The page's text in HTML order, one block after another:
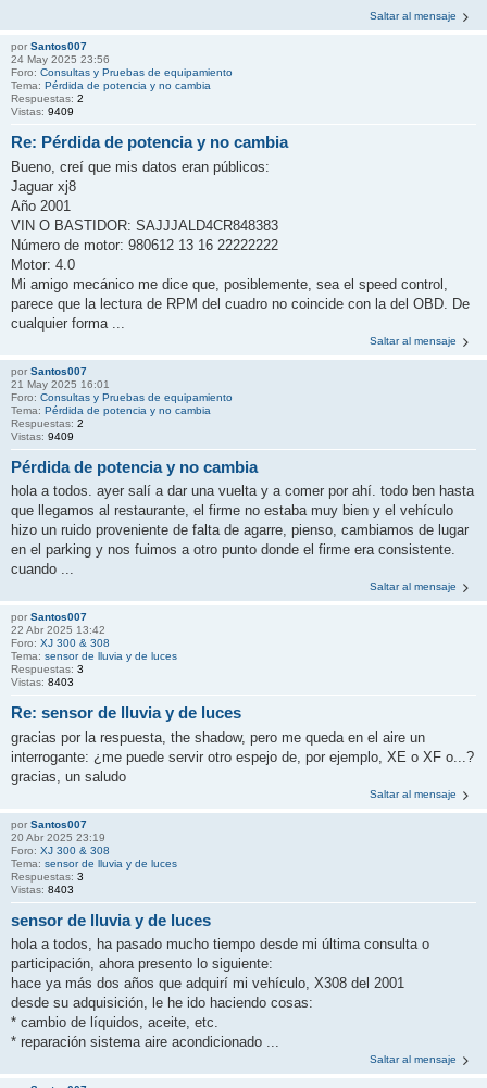
Saltar al mensaje
por Santos007
24 May 2025 23:56
Foro: Consultas y Pruebas de equipamiento
Tema: Pérdida de potencia y no cambia
Respuestas: 2
Vistas: 9409
Re: Pérdida de potencia y no cambia
Bueno, creí que mis datos eran públicos:
Jaguar xj8
Año 2001
VIN O BASTIDOR: SAJJJALD4CR848383
Número de motor: 980612 13 16 22222222
Motor: 4.0
Mi amigo mecánico me dice que, posiblemente, sea el speed control,
parece que la lectura de RPM del cuadro no coincide con la del OBD. De
cualquier forma ...
Saltar al mensaje
por Santos007
21 May 2025 16:01
Foro: Consultas y Pruebas de equipamiento
Tema: Pérdida de potencia y no cambia
Respuestas: 2
Vistas: 9409
Pérdida de potencia y no cambia
hola a todos. ayer salí a dar una vuelta y a comer por ahí. todo ben hasta
que llegamos al restaurante, el firme no estaba muy bien y el vehículo
hizo un ruido proveniente de falta de agarre, pienso, cambiamos de lugar
en el parking y nos fuimos a otro punto donde el firme era consistente.
cuando ...
Saltar al mensaje
por Santos007
22 Abr 2025 13:42
Foro: XJ 300 & 308
Tema: sensor de lluvia y de luces
Respuestas: 3
Vistas: 8403
Re: sensor de lluvia y de luces
gracias por la respuesta, the shadow, pero me queda en el aire un
interrogante: ¿me puede servir otro espejo de, por ejemplo, XE o XF o...?
gracias, un saludo
Saltar al mensaje
por Santos007
20 Abr 2025 23:19
Foro: XJ 300 & 308
Tema: sensor de lluvia y de luces
Respuestas: 3
Vistas: 8403
sensor de lluvia y de luces
hola a todos, ha pasado mucho tiempo desde mi última consulta o
participación, ahora presento lo siguiente:
hace ya más dos años que adquirí mi vehículo, X308 del 2001
desde su adquisición, le he ido haciendo cosas:
* cambio de líquidos, aceite, etc.
* reparación sistema aire acondicionado ...
Saltar al mensaje